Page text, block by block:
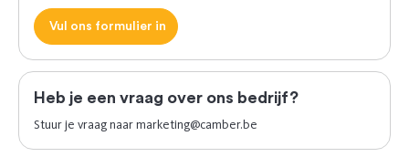
Vul ons formulier in
Heb je een vraag over ons bedrijf?
Stuur je vraag naarmarketing@camber.be